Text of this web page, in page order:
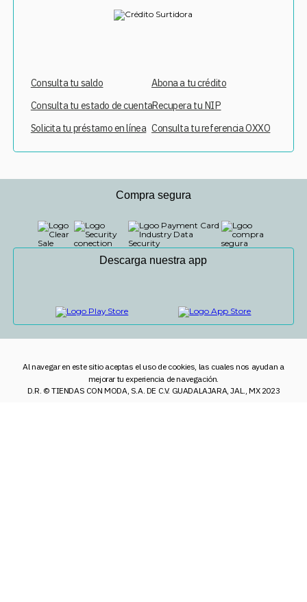
Consulta tu saldo
Consulta tu estado de cuenta
Solicita tu préstamo en línea
Abona a tu crédito
Recupera tu NIP
Consulta tu referencia OXXO
Compra segura
Descarga nuestra app
Al navegar en este sitio aceptas el uso de cookies, las cuales nos ayudan a
mejorar tu experiencia de navegación.
D.R. © TIENDAS CON MODA, S.A. DE C.V. GUADALAJARA, JAL., MX 2023